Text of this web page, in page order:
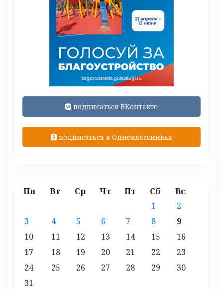
подписаться ВКонтакте
подписаться в Одноклассниках
Пн Вт Ср Чт Пт Сб Вс
1
2
3
4 5 6 7 8
9
10
11 12 13 14 15
16
17
18 19 20 21 22
23
24
25 26 27 28 29
30
31